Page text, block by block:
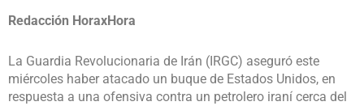
Redacción HoraxHora
La Guardia Revolucionaria de Irán (IRGC) aseguró este
miércoles haber atacado un buque de Estados Unidos, en
respuesta a una ofensiva contra un petrolero iraní cerca del